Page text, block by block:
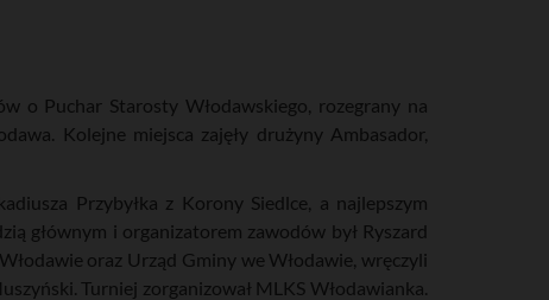
o Puchar Starosty Włodawskiego, rozegrany na
Kolejne miejsca zajęły drużyny Ambasador,
Przybyłka z Korony Siedlce, a najlepszym
głównym i organizatorem zawodów był Ryszard
oraz Urząd Gminy we Włodawie, wręczyli
Turniej zorganizował MLKS Włodawianka.